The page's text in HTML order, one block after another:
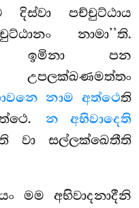
දිස්වා පච්චුට්ඨාය
නාමා’’ති.
පන
උපලක්ඛණමත්තං
නාම අත්ථෙති
න අභිවාදෙති
වා සල්ලක්ඛෙතීති
මම අභිවාදනාදීනි